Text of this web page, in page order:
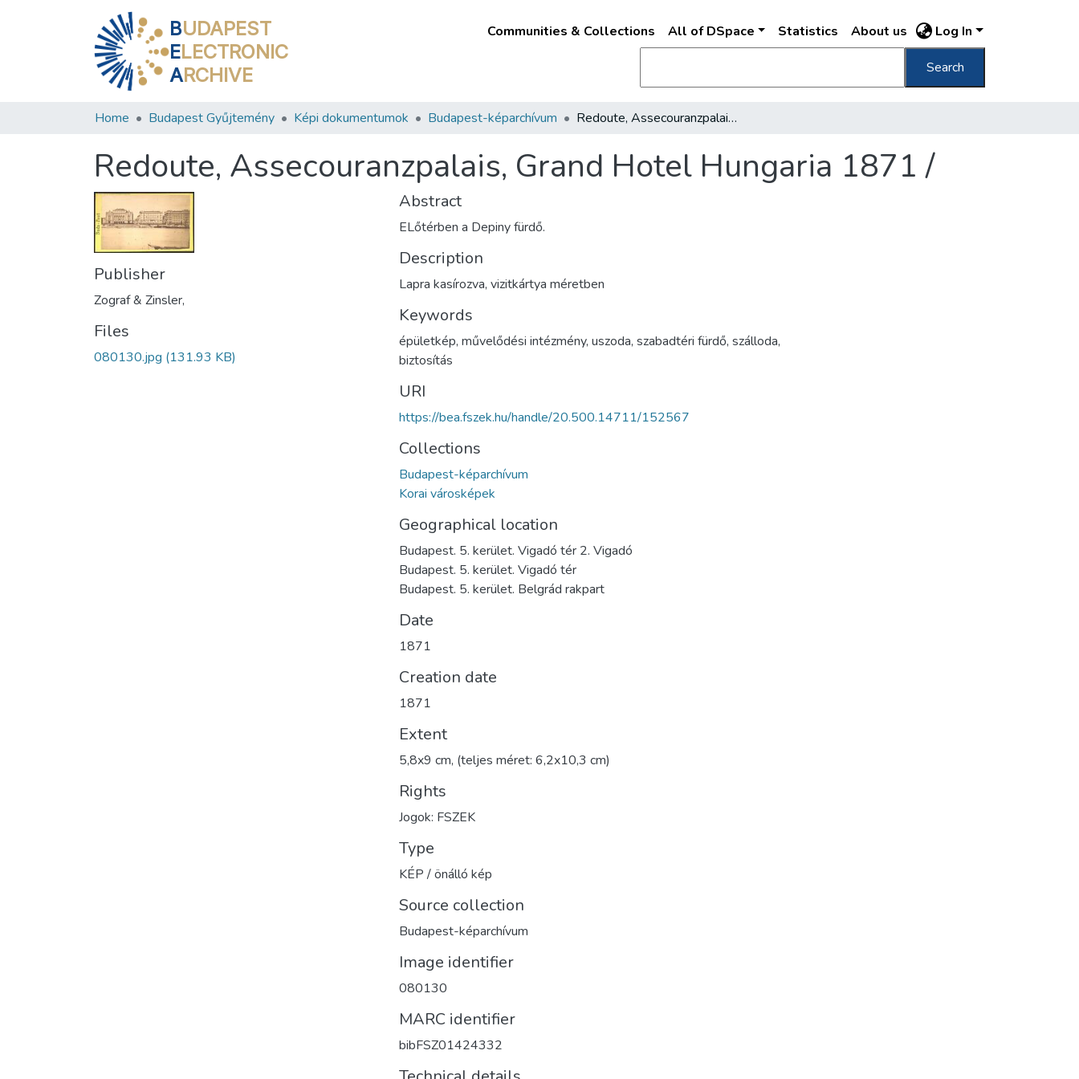
BUDAPEST
ELECTRONIC
ARCHIVE
Communities & Collections All of DSpace Statistics About us Log In
Search
Home Budapest Gyűjtemény Képi dokumentumok Budapest-képarchívum Redoute, Assecouranzpalais, Grand Hotel Hungaria 1871 /
Redoute, Assecouranzpalais, Grand Hotel Hungaria 1871 /
Publisher
Zograf & Zinsler,
Files
080130.jpg (131.93 KB)
Abstract
ELőtérben a Depiny fürdő.
Description
Lapra kasírozva, vizitkártya méretben
Keywords
épületkép, művelődési intézmény, uszoda, szabadtéri fürdő, szálloda,
biztosítás
URI
https://bea.fszek.hu/handle/20.500.14711/152567
Collections
Budapest-képarchívum
Korai városképek
Geographical location
Budapest. 5. kerület. Vigadó tér 2. Vigadó
Budapest. 5. kerület. Vigadó tér
Budapest. 5. kerület. Belgrád rakpart
Date
1871
Creation date
1871
Extent
5,8x9 cm, (teljes méret: 6,2x10,3 cm)
Rights
Jogok: FSZEK
Type
KÉP / önálló kép
Source collection
Budapest-képarchívum
Image identifier
080130
MARC identifier
bibFSZ01424332